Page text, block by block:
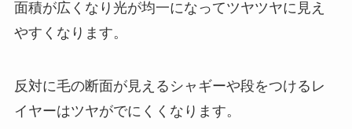
面積が広くなり光が均一になってツヤツヤに見え
やすくなります。
反対に毛の断面が見えるシャギーや段をつけるレ
イヤーはツヤがでにくくなります。